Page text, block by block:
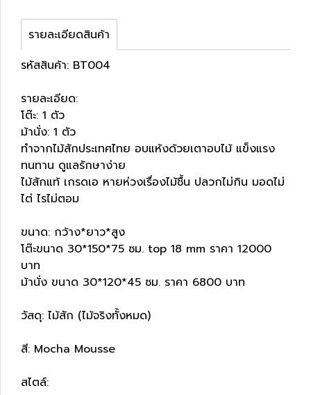
รายละเอียดสินค้า
รหัสสินค้า: BT004
รายละเอียด:
โต๊ะ: 1 ตัว
ม้านั่ง: 1 ตัว
ทำจากไม้สักประเทศไทย อบแห้งด้วยเตาอบไม้ แข็งแรง
ทนทาน ดูแลรักษาง่าย
ไม้สักแท้ เกรดเอ หายห่วงเรื่องไม้ชื้น ปลวกไม่กิน มอดไม่
ไต่ ไรไม่ตอม
ขนาด: กว้าง*ยาว*สูง
โต๊ะขนาด 30*150*75 ซม. top 18 mm ราคา 12000
บาท
ม้านั่ง ขนาด 30*120*45 ซม. ราคา 6800 บาท
วัสดุ: ไม้สัก (ไม้จริงทั้งหมด)
สี: Mocha Mousse
สไตล์: